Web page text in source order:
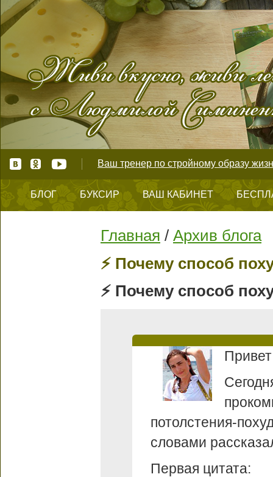
Ваш тренер по стройному образу
БЛОГ БУКСИР ВАШ КАБИНЕТ
Главная / Архив блога
⚡️ Почему способ
⚡️ Почему способ
потолстения-
словами
Первая цитата: